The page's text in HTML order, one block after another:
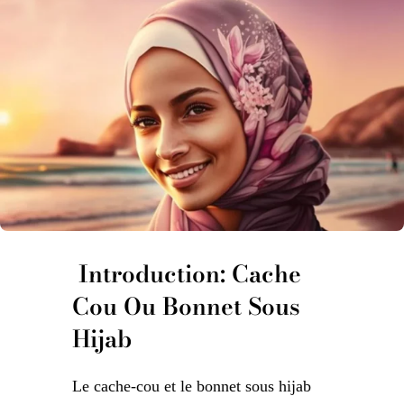
Introduction: Cache
Cou Ou Bonnet Sous
Hijab
Le cache-cou et le bonnet sous hijab